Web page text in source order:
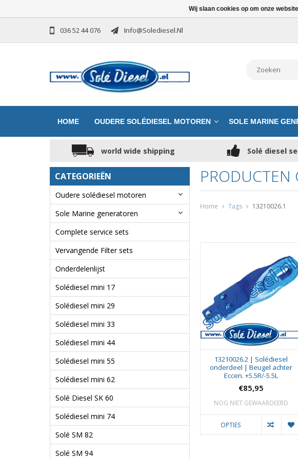
036 52 44 076 Info@solediesel.nl
HOME OUDERE SOLÉDIESEL MOTOREN SOLE MARINE
world wide shipping Solé diesel
CATEGORIEËN
Oudere solédiesel motoren
Sole Marine generatoren
Complete service sets
Vervangende Filter sets
Onderdelenlijst
Solédiesel mini 17
Solédiesel mini 29
Solédiesel mini 33
Solédiesel mini 44
Solédiesel mini 55
Solédiesel mini 62
Solé Diesel SK 60
Solédiesel mini 74
Solé SM 82
Solé SM 94
Home Tags 13210026.1
13210026.2 | Solédiesel
onderdeel | Beugel achter
Eccen. +5.5R/-5.5L
€85,95
NOG NIET GEWAARDEERD
OPTIES
Wij slaan cookies op om onze